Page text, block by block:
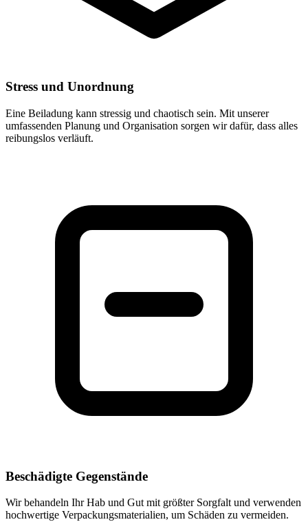
Stress und Unordnung
Eine Beiladung kann stressig und chaotisch sein. Mit unserer
umfassenden Planung und Organisation sorgen wir dafür, dass alles
reibungslos verläuft.
Beschädigte Gegenstände
Wir behandeln Ihr Hab und Gut mit größter Sorgfalt und verwenden
hochwertige Verpackungsmaterialien, um Schäden zu vermeiden.